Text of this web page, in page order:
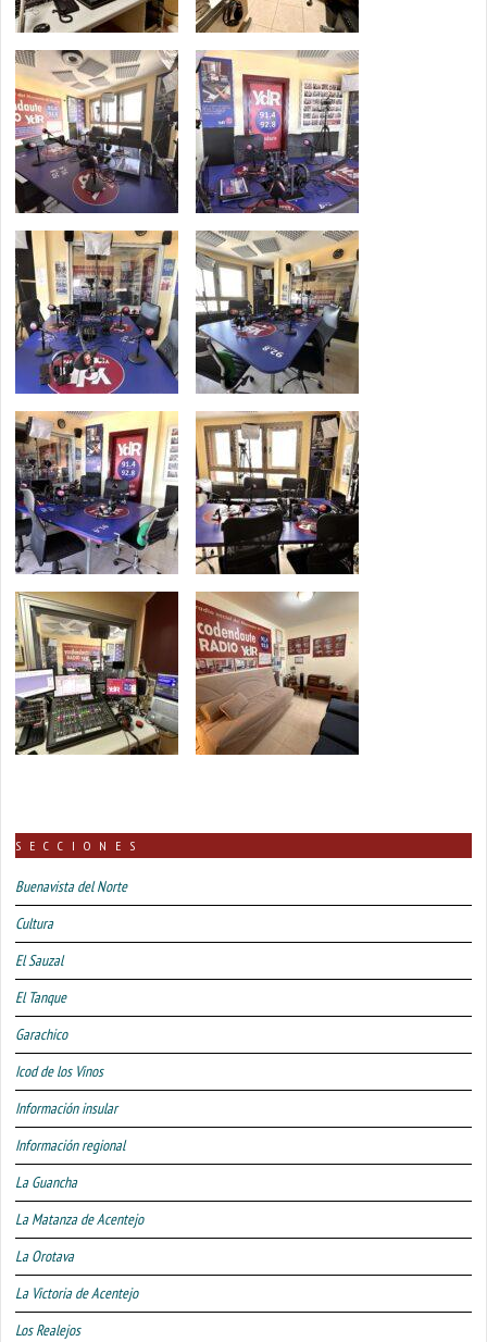
SECCIONES
Buenavista del Norte
Cultura
El Sauzal
El Tanque
Garachico
Icod de los Vinos
Información insular
Información regional
La Guancha
La Matanza de Acentejo
La Orotava
La Victoria de Acentejo
Los Realejos